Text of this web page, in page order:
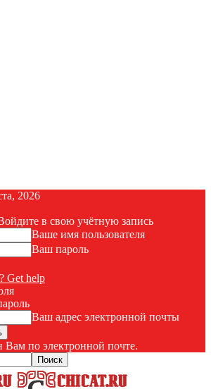
2026
в свою учётную запись
Ваше имя пользователя
Ваш пароль
Get help
Ваш адрес электронной почты
Вам по электронной почте.